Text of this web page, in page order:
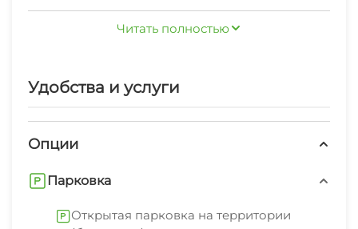
Дополнительно в отеле предлагаются услуги
салона красоты, экскурсионного бюро.
бар. Расположен отель среди долины
километрах от делового центра города
Железноводска. В двадцати минутах езды от
аэропорта города Минеральные Воды.
Читать полностью
Удобства и услуги
Опции
Парковка
Открытая парковка на территории